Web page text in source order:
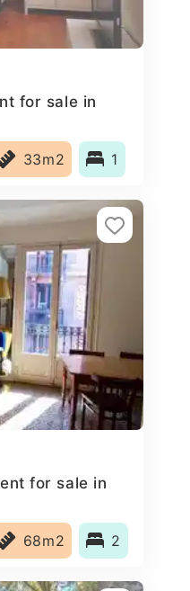
for sale in
33m2 1
for sale in
68m2 2